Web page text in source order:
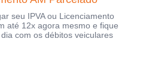
seu IPVA ou Licenciamento
até 12x agora mesmo e fique
com os débitos veiculares